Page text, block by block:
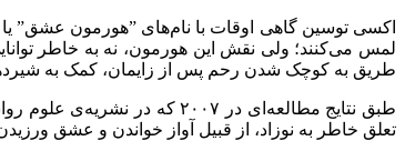
اکسی توسین گاهی اوقات با نام‌های ‌”‌هورمون عشق‌”‌
لمس می‌کنند؛ ولی نقش این هورمون، نه به خاطر
طریق به کوچک شدن رحم پس از زایمان، کمک به
طبق نتایج مطالعه‌ای در
تعلق خاطر به نوزاد، از قبیل آواز خواندن و عشق